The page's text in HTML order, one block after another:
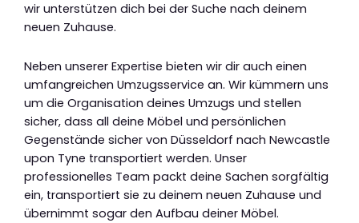
wir unterstützen dich bei der Suche nach deinem
neuen Zuhause.
Neben unserer Expertise bieten wir dir auch einen
umfangreichen Umzugsservice an. Wir kümmern uns
um die Organisation deines Umzugs und stellen
sicher, dass all deine Möbel und persönlichen
Gegenstände sicher von Düsseldorf nach Newcastle
upon Tyne transportiert werden. Unser
professionelles Team packt deine Sachen sorgfältig
ein, transportiert sie zu deinem neuen Zuhause und
übernimmt sogar den Aufbau deiner Möbel.